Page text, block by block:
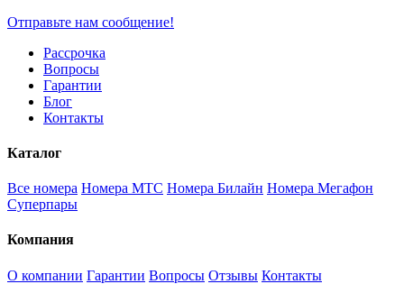
Отправьте нам сообщение!
Рассрочка
Вопросы
Гарантии
Блог
Контакты
Каталог
Все номера Номера МТС Номера Билайн Номера Мегафон
Суперпары
Компания
О компании Гарантии Вопросы Отзывы Контакты